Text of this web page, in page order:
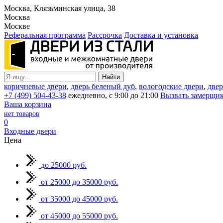
Москва, Клязьминская улица, 38
Москва
Москве
Реферальная программа Рассрочка Доставка и установка
коричневые двери, дверь беленый дуб, вологодские двери,
+7 (499) 504-43-38 ежедневно, с 9:00 до 21:00 Вызвать
Ваша корзина
нет товаров
0
Входные двери
Цена
до 25000 руб.
от 25000 до 35000 руб.
от 35000 до 45000 руб.
от 45000 до 55000 руб.